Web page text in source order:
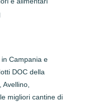
in Campania e
DOC della
Avellino,
migliori cantine di